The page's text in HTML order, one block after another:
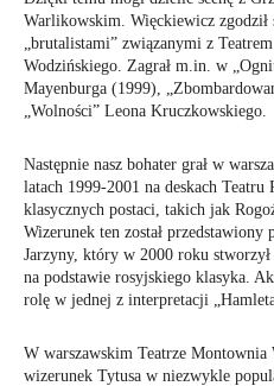
Warlikowskim. Więckiewicz zgodził
„brutalistami” związanymi z
Wodzińskiego. Zagrał m.in. w
Mayenburga (1999),
„Wolności” Leona Kruczkowskiego.
Następnie nasz bohater grał w
latach 1999-2001 na deskach
klasycznych postaci, takich jak
Wizerunek ten został
Jarzyny, który w 2000 roku stworzył
na podstawie rosyjskiego klasyka.
rolę w jednej z interpretacji
W warszawskim Teatrze
wizerunek Tytusa w niezwykle